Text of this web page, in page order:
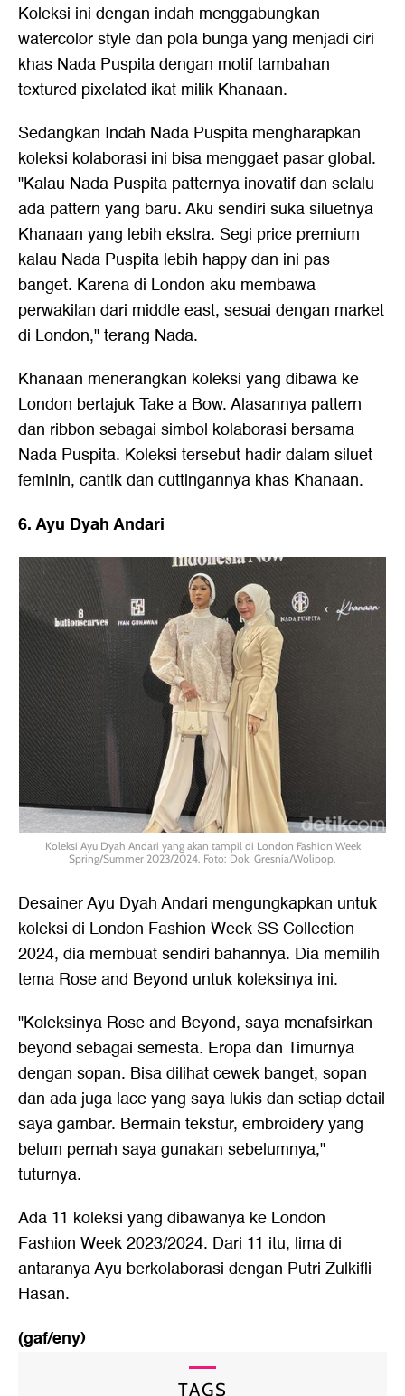
Koleksi ini dengan indah menggabungkan
watercolor style dan pola bunga yang menjadi ciri
khas Nada Puspita dengan motif tambahan
textured pixelated ikat milik Khanaan.
Sedangkan Indah Nada Puspita mengharapkan
koleksi kolaborasi ini bisa menggaet pasar global.
"Kalau Nada Puspita patternya inovatif dan selalu
ada pattern yang baru. Aku sendiri suka siluetnya
Khanaan yang lebih ekstra. Segi price premium
kalau Nada Puspita lebih happy dan ini pas
banget. Karena di London aku membawa
perwakilan dari middle east, sesuai dengan market
di London," terang Nada.
Khanaan menerangkan koleksi yang dibawa ke
London bertajuk Take a Bow. Alasannya pattern
dan ribbon sebagai simbol kolaborasi bersama
Nada Puspita. Koleksi tersebut hadir dalam siluet
feminin, cantik dan cuttingannya khas Khanaan.
6. Ayu Dyah Andari
Koleksi Ayu Dyah Andari yang akan tampil di London Fashion Week
Spring/Summer 2023/2024. Foto: Dok. Gresnia/Wolipop.
Desainer Ayu Dyah Andari mengungkapkan untuk
koleksi di London Fashion Week SS Collection
2024, dia membuat sendiri bahannya. Dia memilih
tema Rose and Beyond untuk koleksinya ini.
"Koleksinya Rose and Beyond, saya menafsirkan
beyond sebagai semesta. Eropa dan Timurnya
dengan sopan. Bisa dilihat cewek banget, sopan
dan ada juga lace yang saya lukis dan setiap detail
saya gambar. Bermain tekstur, embroidery yang
belum pernah saya gunakan sebelumnya,"
tuturnya.
Ada 11 koleksi yang dibawanya ke London
Fashion Week 2023/2024. Dari 11 itu, lima di
antaranya Ayu berkolaborasi dengan Putri Zulkifli
Hasan.
(gaf/eny)
TAGS